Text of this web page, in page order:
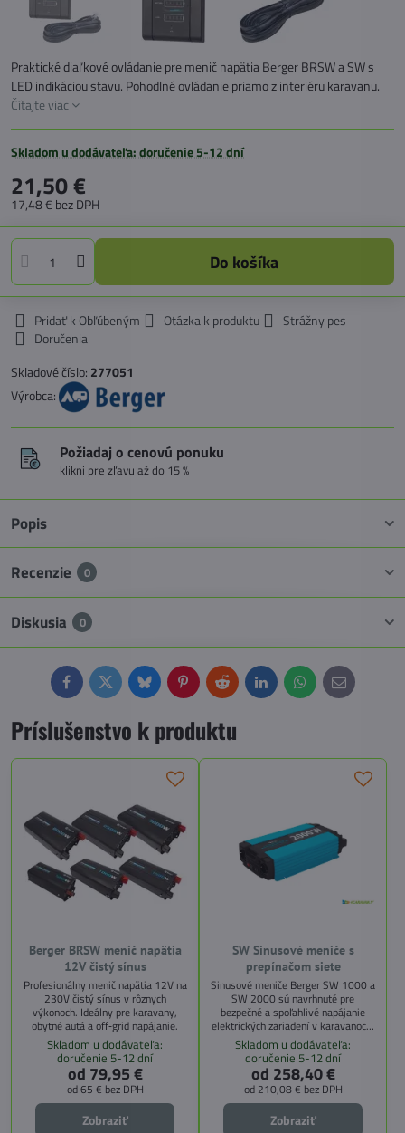
Praktické diaľkové ovládanie pre menič napätia Berger BRSW a SW s
LED indikáciou stavu. Pohodlné ovládanie priamo z interiéru karavanu.
Čítajte viac
Skladom u dodávateľa: doručenie 5-12 dní
21,50 €
17,48 € bez DPH
Do košíka
Pridať k Obľúbeným Otázka k produktu
Strážny pes
Doručenia
Skladové číslo: 277051
Výrobca:
Požiadaj o cenovú ponuku
klikni pre zľavu až do 15 %
Popis
Recenzie 0
Diskusia 0
FacebookTwitterBlueskyPinterestReddit LinkedInWhatsApp
E-
mail
Príslušenstvo k produktu
Berger BRSW menič napätia
12V čistý sínus
Profesionálny menič napätia 12V na
230V čistý sínus v rôznych
výkonoch. Ideálny pre karavany,
obytné autá a off‑grid napájanie.
Skladom u dodávateľa:
doručenie 5-12 dní
od 79,95 €
od 65 € bez DPH
Zobraziť
SW Sinusové meniče s
prepínačom siete
Sinusové meniče Berger SW 1000 a
SW 2000 sú navrhnuté pre
bezpečné a spoľahlivé napájanie
elektrických zariadení v karavanoch,
obytných vozidlách, solárnych
systémoch či domácnostiach. Oba
modely premieňajú 12 V
jednosmerné napätie z batérie na
230 V striedavé napätie s čistou
sínusovou vlnou, čo je ideálne aj pre
citlivú elektroniku.
Skladom u dodávateľa:
doručenie 5-12 dní
od 258,40 €
od 210,08 € bez DPH
Zobraziť